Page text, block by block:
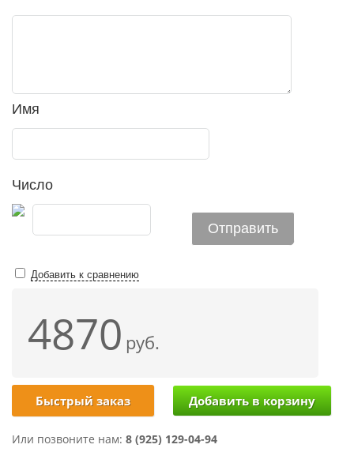
Имя
Число
Добавить к сравнению
4870 руб.
Быстрый заказ
Или позвоните нам: 8 (925) 129-04-94